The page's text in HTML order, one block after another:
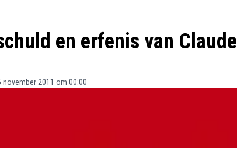
en erfenis van Claude
november 2011 om 00:00